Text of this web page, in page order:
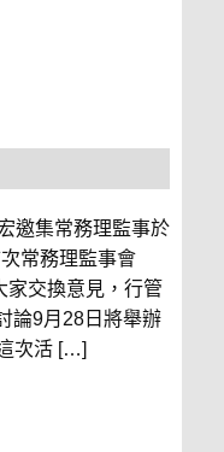
邀集常務理監事於
常務理監事會
家交換意見，行管
論9月28日將舉辦
次活 […]